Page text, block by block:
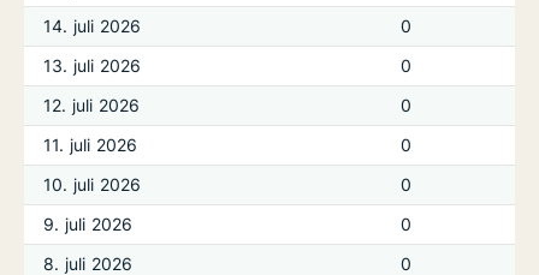
14. juli 2026
0
13. juli 2026
0
12. juli 2026
0
11. juli 2026
0
10. juli 2026
0
9. juli 2026
0
8. juli 2026
0